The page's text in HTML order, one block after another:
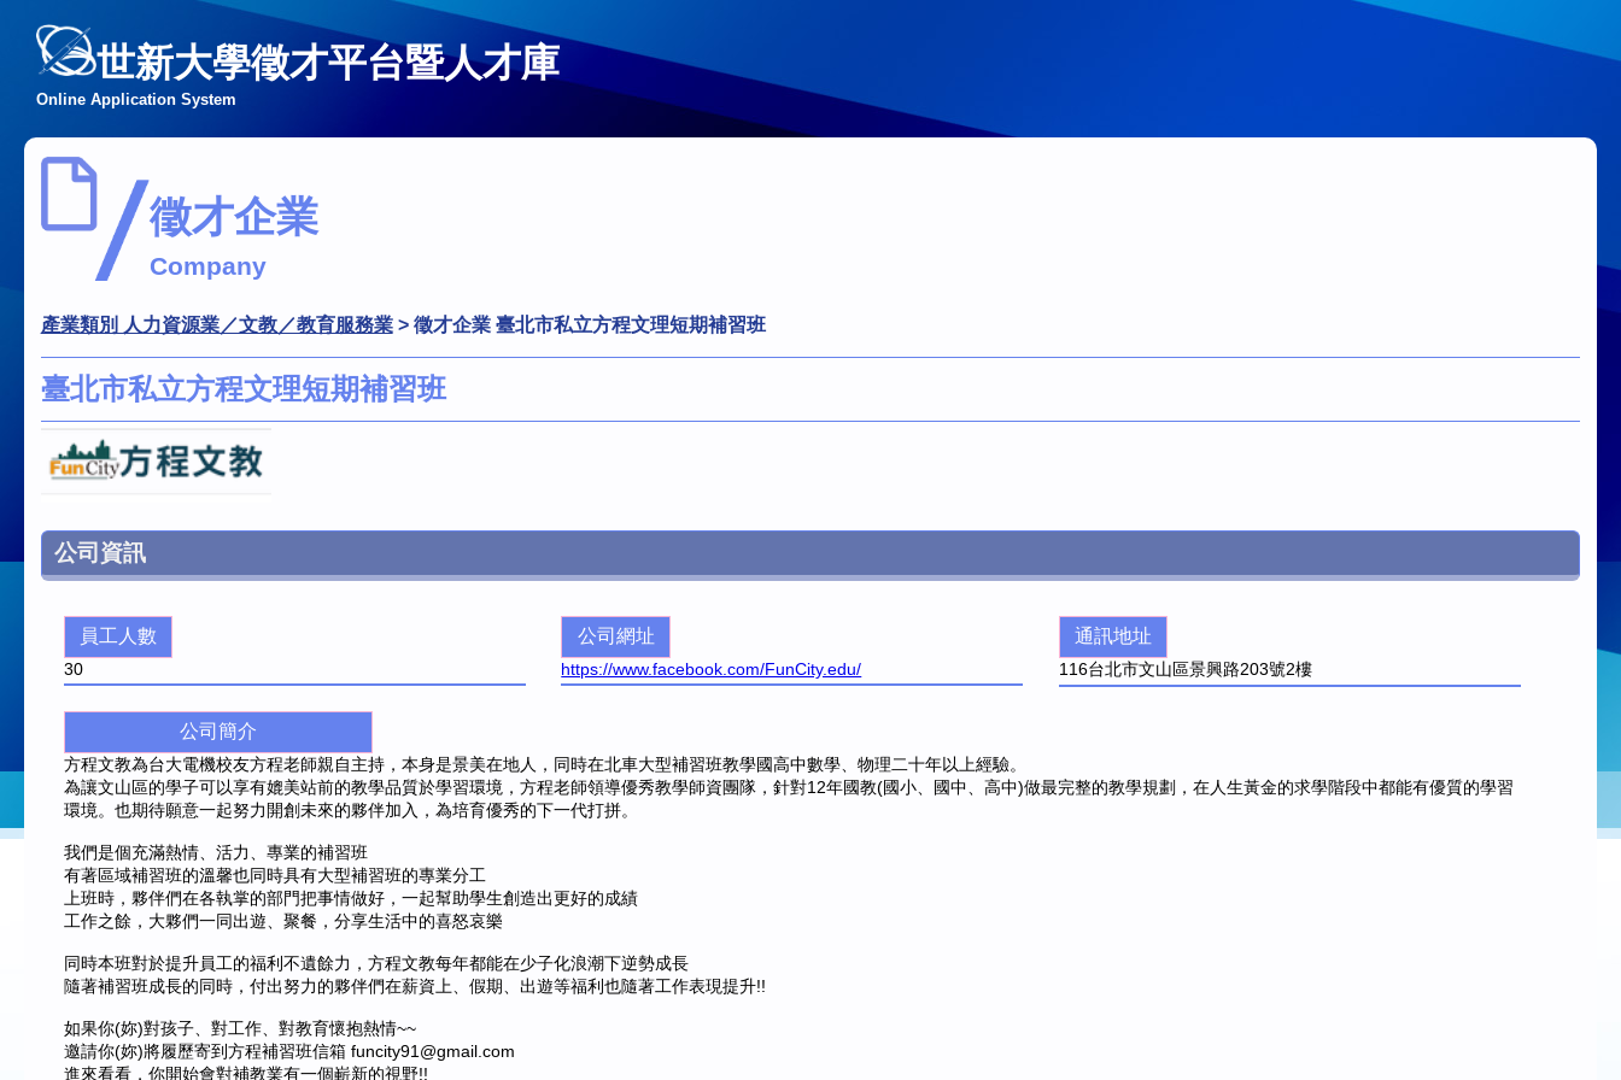
世新大學徵才平台暨人才庫
Online Application System
徵才企業
Company
產業類別 人力資源業／文教／教育服務業> 徵才企業 臺北市私立方程文理短期補習班
臺北市私立方程文理短期補習班
公司資訊
員工人數
30
公司網址
https://www.facebook.com/FunCity.edu/
通訊地址
116台北市文山區景興路203號2樓
公司簡介
方程文教為台大電機校友方程老師親自主持，本身是景美在地人，同時在北車大型補習班教學國高中數學、物理二十年以上經驗。
為讓文山區的學子可以享有媲美站前的教學品質於學習環境，方程老師領導優秀教學師資團隊，針對12年國教(國小、國中、高中)做最完整的教學規劃，在人生黃金的求學階段中都能有優質的學習
環境。也期待願意一起努力開創未來的夥伴加入，為培育優秀的下一代打拼。
我們是個充滿熱情、活力、專業的補習班
有著區域補習班的溫馨也同時具有大型補習班的專業分工
上班時，夥伴們在各執掌的部門把事情做好，一起幫助學生創造出更好的成績
工作之餘，大夥們一同出遊、聚餐，分享生活中的喜怒哀樂
同時本班對於提升員工的福利不遺餘力，方程文教每年都能在少子化浪潮下逆勢成長
隨著補習班成長的同時，付出努力的夥伴們在薪資上、假期、出遊等福利也隨著工作表現提升!!
如果你(妳)對孩子、對工作、對教育懷抱熱情~~
邀請你(妳)將履歷寄到方程補習班信箱 funcity91@gmail.com
進來看看，你開始會對補教業有一個嶄新的視野!!